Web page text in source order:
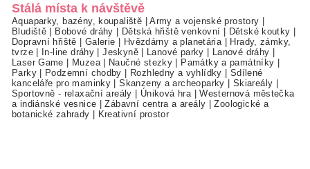
Stálá místa k návštěvě
Aquaparky, bazény, koupaliště |Army a vojenské prostory
Bludiště
Bobové dráhy Dětská hřiště venkovní Dětské koutky
Dopravní hřiště
Galerie Hvězdárny a planetária
Hrady, zámky,
tvrze| In-line dráhy |Jeskyně| Lanové parky Lanové dráhy
Laser Game
Muzea| Naučné stezky Památky a památníky
Parky| Podzemní chodby Rozhledny a vyhlídky
Sdílené
kanceláře pro maminky |Skanzeny a archeoparky Skiareály
Sportovně - relaxační areály
Úniková hra |Westernová městečka
a indiánské vesnice |Zábavní centra a areály |Zoologické a
botanické zahrady
Kreativní prostor